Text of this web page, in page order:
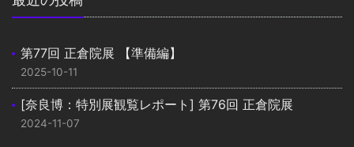
第77回 正倉院展 【準備編】
2025-10-11
[奈良博：特別展観覧レポート] 第76回 正倉院展
2024-11-07